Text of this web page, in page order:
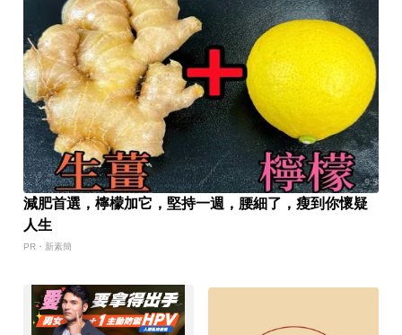
減肥首選，檸檬加它，堅持一週，腰細了，瘦到你懷疑
人生
PR・新素簡